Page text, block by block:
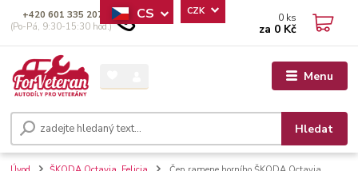
Menu
CS CZK
Hledat
+420 601 335 207
(Po-Pá, 9:30-15:30 hod.)
0 ks
za 0 Kč